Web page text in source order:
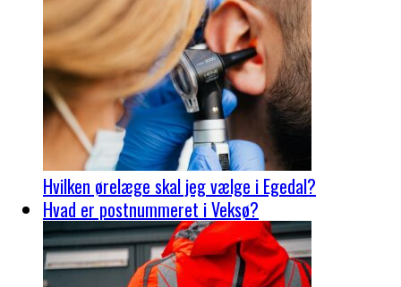
Hvilken ørelæge skal jeg vælge i Egedal?
Hvad er postnummeret i Veksø?